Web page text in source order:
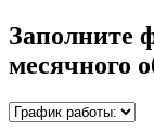
Заполните
месячного